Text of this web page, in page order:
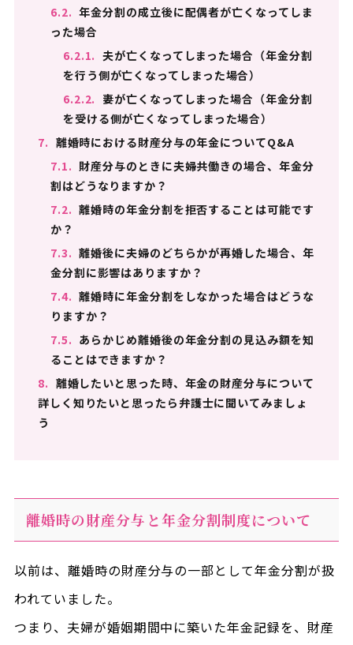
6.2. 年金分割の成立後に配偶者が亡くなってしま
った場合
6.2.1. 夫が亡くなってしまった場合（年金分割
を行う側が亡くなってしまった場合）
6.2.2. 妻が亡くなってしまった場合（年金分割
を受ける側が亡くなってしまった場合）
7. 離婚時における財産分与の年金についてQ&A
7.1. 財産分与のときに夫婦共働きの場合、年金分
割はどうなりますか？
7.2. 離婚時の年金分割を拒否することは可能です
か？
7.3. 離婚後に夫婦のどちらかが再婚した場合、年
金分割に影響はありますか？
7.4. 離婚時に年金分割をしなかった場合はどうな
りますか？
7.5. あらかじめ離婚後の年金分割の見込み額を知
ることはできますか？
8. 離婚したいと思った時、年金の財産分与について
詳しく知りたいと思ったら弁護士に聞いてみましょ
う
離婚時の財産分与と年金分割制度について
以前は、離婚時の財産分与の一部として年金分割が扱
われていました。
つまり、夫婦が婚姻期間中に築いた年金記録を、財産